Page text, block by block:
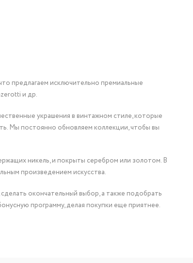
предлагаем исключительно премиальные
и др.
украшения в винтажном стиле, которые
Мы постоянно обновляем коллекции, чтобы вы
никель, и покрыты серебром или золотом. В
произведением искусства.
окончательный выбор, а также подобрать
программу, делая покупки еще приятнее.